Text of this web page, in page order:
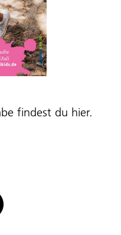
findest du hier.